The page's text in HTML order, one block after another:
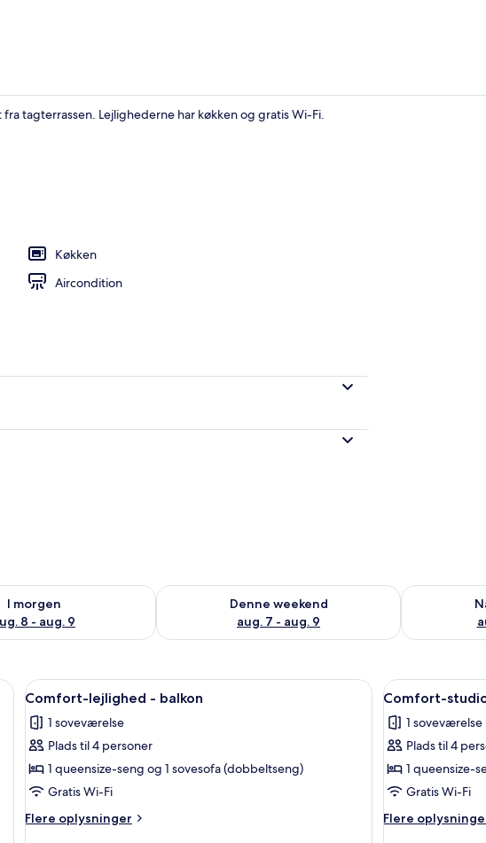
tagterrassen. Lejlighederne har køkken og gratis Wi-Fi.
Køkken
Aircondition
I morgen
8 - aug. 9
for i morgen aug. 8 - aug. 9
Denne weekend
aug. 7 - aug. 9
Tjek tilgængelighed for denne weekend aug. 7 -
Tjek
lydisolering, gratis Wi-Fi
Indlæs
alle
billeder
af
Comfort-
lejlighed
-
balkon
En pænt redt seng med hvide sengetøj, en
23
Comfort-lejlighed - balkon
1 soveværelse
Plads til 4 personer
1 queensize-seng og 1 sovesofa (dobbeltseng)
Gratis Wi-Fi
Flere oplysninger
Flere
Indlæs
alle
billeder
af
Comfort-
23
Comfort-
1 soveværelse
Plads til 4
1 queensize-
Gratis Wi-Fi
Flere
Flere